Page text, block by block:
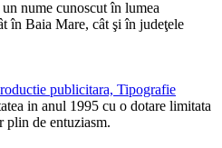
nume cunoscut în lumea
în Baia Mare, cât şi în judeţele
publicitara, Tipografie
in anul 1995 cu o dotare limitata
plin de entuziasm.